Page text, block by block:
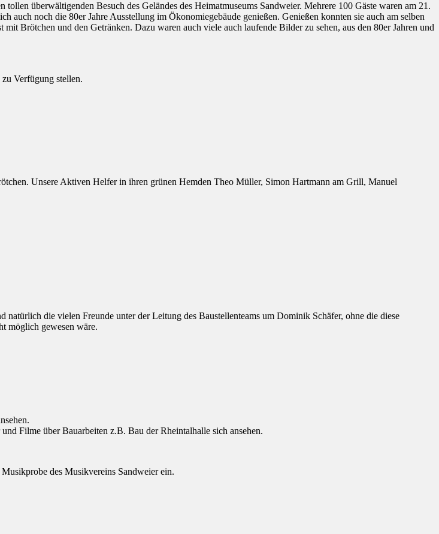
überwältigenden Besuch des Geländes des Heimatmuseums Sandweier. Mehrere 100 Gäste waren am 21.
noch die 80er Jahre Ausstellung im Ökonomiegebäude genießen. Genießen konnten sie auch am selben
Brötchen und den Getränken. Dazu waren auch viele auch laufende Bilder zu sehen, aus den 80er Jahren und
Verfügung stellen.
Unsere Aktiven Helfer in ihren grünen Hemden Theo Müller, Simon Hartmann am Grill, Manuel
die vielen Freunde unter der Leitung des Baustellenteams um Dominik Schäfer, ohne die diese
möglich gewesen wäre.
Filme über Bauarbeiten z.B. Bau der Rheintalhalle sich ansehen.
des Musikvereins Sandweier ein.